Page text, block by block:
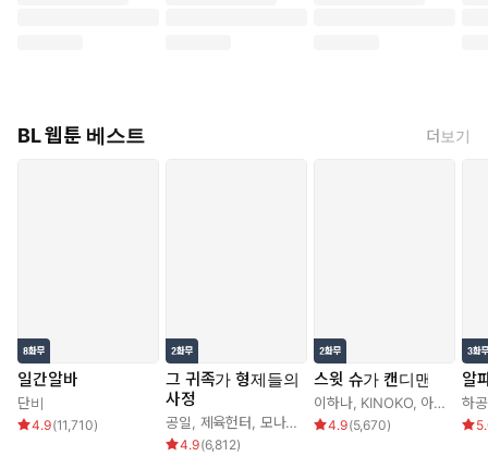
BL 웹툰 베스트 더보기
일간알바
단비
4.9(11,710)
그 귀족가 형제들의
사정
공일, 제육헌터, 모나글로리아
4.9(6,812)
스윗 슈가 캔디맨
이하나, KINOKO, 아르카나
4.9(5,670)
알
하공